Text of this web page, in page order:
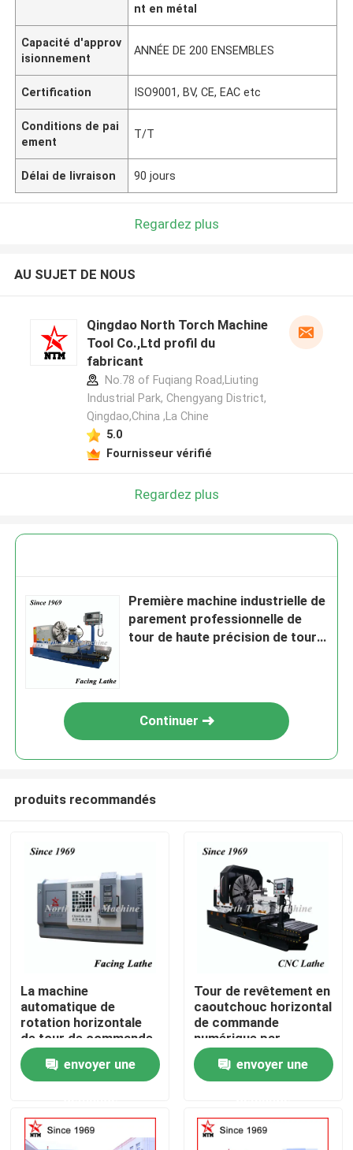
Maison
Au sujet de nous
nt en métal
Capacité d'approv
isionnement
ANNÉE DE 200 ENSEMBLES
Certification ISO9001, BV, CE, EAC etc
Conditions de pai
ement
T/T
Délai de livraison 90 jours
Regardez plus
AU SUJET DE NOUS
Qingdao North Torch Machine
Tool Co.,Ltd profil du
fabricant
No.78 of Fuqiang Road,Liuting
Industrial Park, Chengyang District,
Qingdao,China ,La Chine
5.0
Fournisseur vérifié
Regardez plus
Première machine industrielle de
parement professionnelle de
tour de haute précision de tour
Continuer
produits recommandés
La machine
automatique de
rotation horizontale
de tour de commande
numérique par
ordinateur faisant
face dans la
par ordinateur
tournent résistant
envoyer une
Tour de revêtement en
caoutchouc horizontal
de commande
numérique par
ordinateur de Ring
Chuck Coverenvoyer une